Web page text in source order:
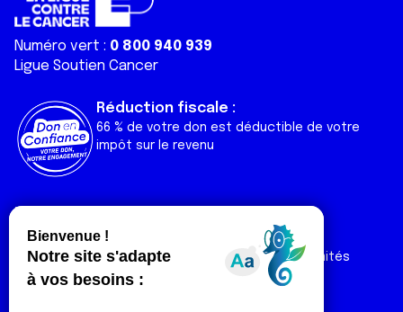
Numéro vert : 0 800 940 939
Ligue Soutien Cancer
Réduction fiscale :
66 % de votre don est déductible de votre
impôt sur le revenu
Liens utiles
Nos actualités
Nos publications
Contact
Espace Ligue & comités
Espace chercheur